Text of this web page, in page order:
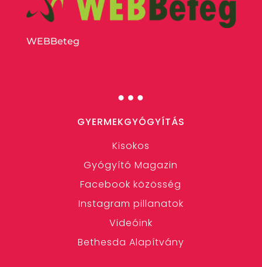
WEBBeteg
…
GYERMEKGYÓGYÍTÁS
Kisokos
Gyógyító Magazin
Facebook közösség
Instagram pillanatok
Videóink
Bethesda Alapítvány